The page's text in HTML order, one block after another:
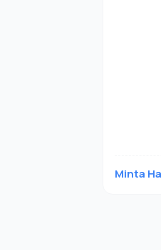
Minta